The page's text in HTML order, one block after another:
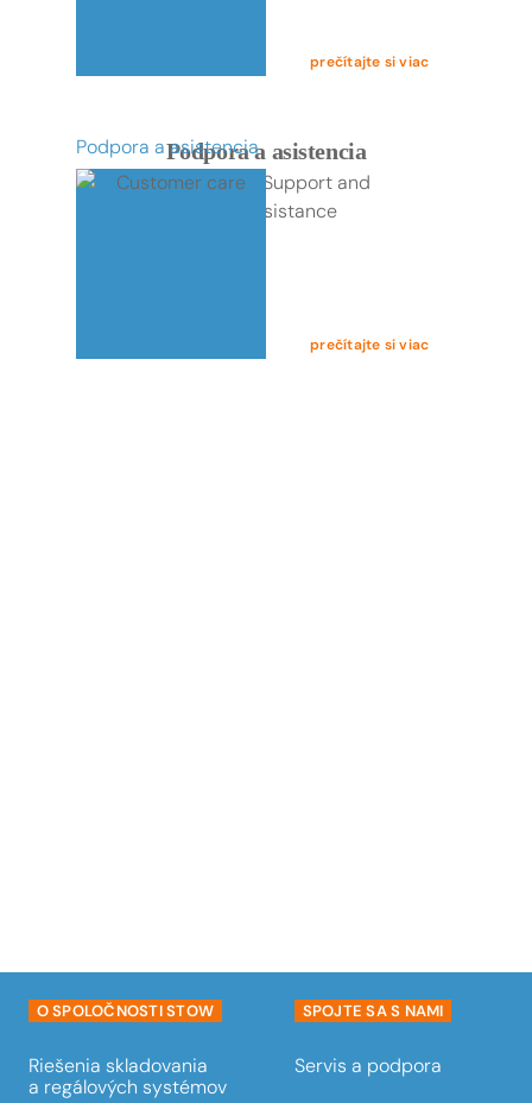
prečítajte si viac
Podpora a asistenciaPodpora a asistencia
prečítajte si viac
O SPOLOČNOSTI STOW
Riešenia skladovania
a regálových systémov
SPOJTE SA S NAMI
Servis a podpora